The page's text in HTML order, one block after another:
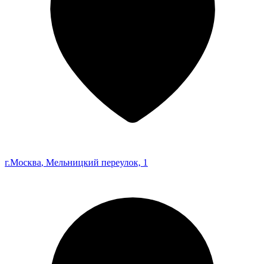
г.Москва, Мельницкий переулок, 1